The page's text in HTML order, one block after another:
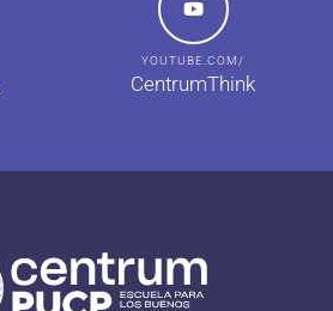
YOUTUBE.COM/
CentrumThink